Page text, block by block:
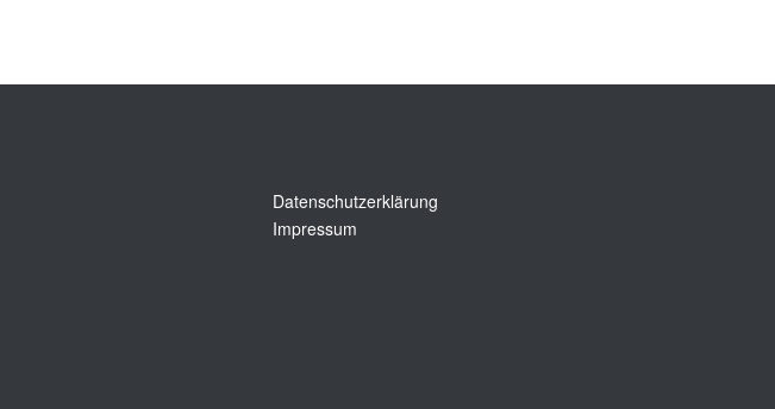
Datenschutzerklärung
Impressum